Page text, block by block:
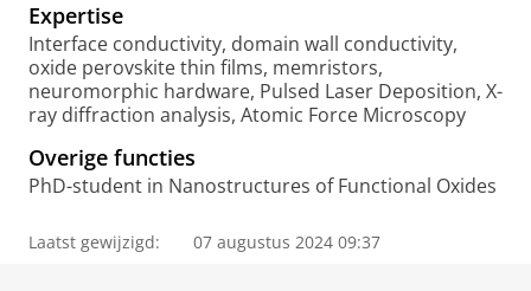
r
c
h
P
o
t
a
Expertise
Interface conductivity, domain wall conductivity,
oxide perovskite thin films, memristors,
neuromorphic hardware, Pulsed Laser Deposition, X-
ray diffraction analysis, Atomic Force Microscopy
Overige functies
PhD-student in Nanostructures of Functional Oxides
Laatst gewijzigd: 07 augustus 2024 09:37